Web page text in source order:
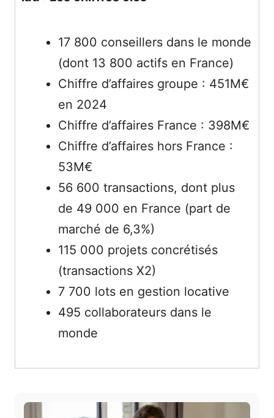
17 800 conseillers dans le monde
(dont 13 800 actifs en France)
Chiffre d’affaires groupe : 451M€
en 2024
Chiffre d’affaires France : 398M€
Chiffre d’affaires hors France :
53M€
56 600 transactions, dont plus
de 49 000 en France (part de
marché de 6,3%)
115 000 projets concrétisés
(transactions X2)
7 700 lots en gestion locative
495 collaborateurs dans le
monde